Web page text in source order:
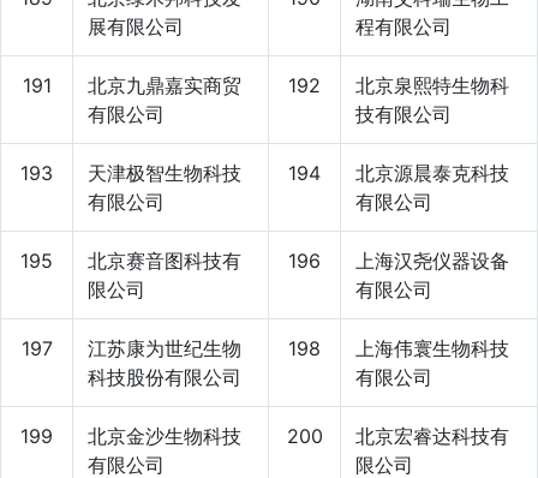
展有限公司
程有限公司
191
北京九鼎嘉实商贸
有限公司
192
北京泉熙特生物科
技有限公司
193
天津极智生物科技
有限公司
194
北京源晨泰克科技
有限公司
195
北京赛音图科技有
限公司
196
上海汉尧仪器设备
有限公司
197
江苏康为世纪生物
科技股份有限公司
198
上海伟寰生物科技
有限公司
199
北京金沙生物科技
有限公司
200
北京宏睿达科技有
限公司